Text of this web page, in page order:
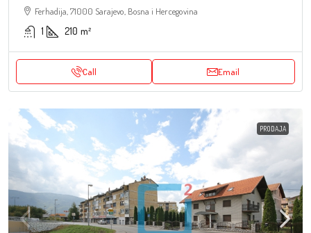
Ferhadija, 71000 Sarajevo, Bosna i Hercegovina
1 210 m²
Call Email
PRODAJA